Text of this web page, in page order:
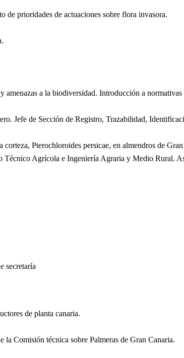
de prioridades de actuaciones sobre flora invasora.
amenazas a la biodiversidad. Introducción a
Jefe de Sección de Registro, Trazabilidad,
Pterochloroides persicae, en almendros de
Técnico Agrícola e Ingeniería Agraria y Medio Rural.
secretaría
de planta canaria.
la Comisión técnica sobre Palmeras de Gran Canaria.